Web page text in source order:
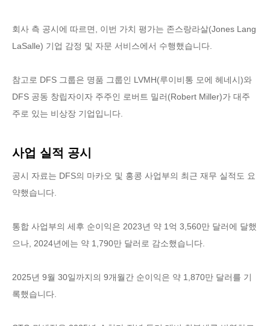
회사 측 공시에 따르면, 이번 가치 평가는 존스랑라살(Jones Lang
LaSalle) 기업 감정 및 자문 서비스에서 수행했습니다.
참고로 DFS 그룹은 명품 그룹인 LVMH(루이비통 모에 헤네시)와
DFS 공동 창립자이자 주주인 로버트 밀러(Robert Miller)가 대주
주로 있는 비상장 기업입니다.
사업 실적 공시
공시 자료는 DFS의 마카오 및 홍콩 사업부의 최근 재무 실적도 요
약했습니다.
통합 사업부의 세후 순이익은 2023년 약 1억 3,560만 달러에 달했
으나, 2024년에는 약 1,790만 달러로 감소했습니다.
2025년 9월 30일까지의 9개월간 순이익은 약 1,870만 달러를 기
록했습니다.